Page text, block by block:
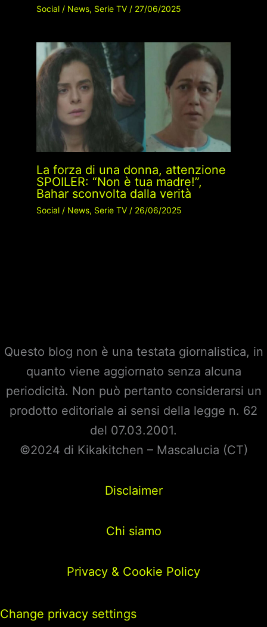
Social/ News, Serie TV/ 27/06/2025
La forza di una donna, attenzione
SPOILER: “Non è tua madre!”,
Bahar sconvolta dalla verità
Social/ News, Serie TV/ 26/06/2025
Questo blog non è una testata giornalistica, in
quanto viene aggiornato senza alcuna
periodicità. Non può pertanto considerarsi un
prodotto editoriale ai sensi della legge n. 62
del 07.03.2001.
©2024 di Kikakitchen – Mascalucia (CT)
Disclaimer
Chi siamo
Privacy & Cookie Policy
Change privacy settings